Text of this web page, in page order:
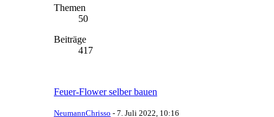
Themen
50
Beiträge
417
Feuer-Flower selber bauen
NeumannChrisso - 7. Juli 2022, 10:16